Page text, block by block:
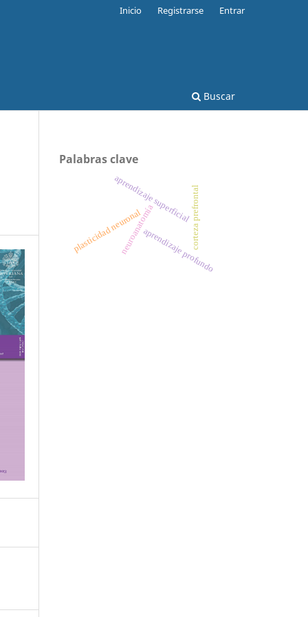
Buscar
Inicio Registrarse Entrar
Palabras clave
neuroanatomíaaprendizaje profundo
aprendizaje superficialcorteza prefrontal
plasticidad neuronal